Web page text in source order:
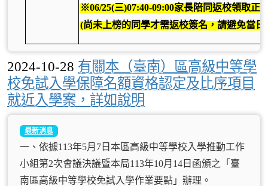
※06/25(三)07:40-09:00家長陪同返校領取正
(尚未上榜的同學才需返校簽名，請避免當日
2024-10-28 有關本（臺南）區高級中等學
校免試入學保障名額資格認定及比序項目
就近入學案，詳如說明
最新消息
一、依據113年5月7日本區高級中等學校入學推動工作
小組第2次會議決議暨本局113年10月14日函頒之「臺
南區高級中等學校免試入學作業要點」辦理。